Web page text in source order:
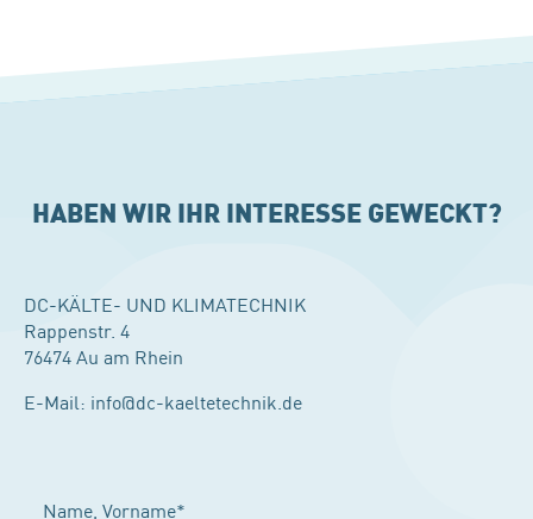
HABEN WIR IHR INTERESSE GEWECKT?
DC-KÄLTE- UND KLIMATECHNIK
Rappenstr. 4
76474 Au am Rhein
E-Mail: info@dc-kaeltetechnik.de